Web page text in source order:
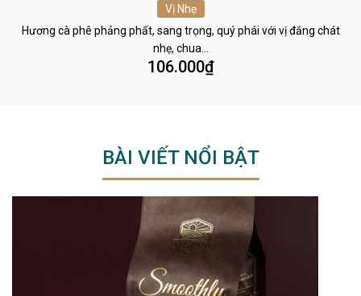
Vị Nhẹ
Hương cà phê phảng phất, sang trọng, quý phái với vị đắng chát
nhẹ, chua…
106.000₫
BÀI VIẾT NỔI BẬT